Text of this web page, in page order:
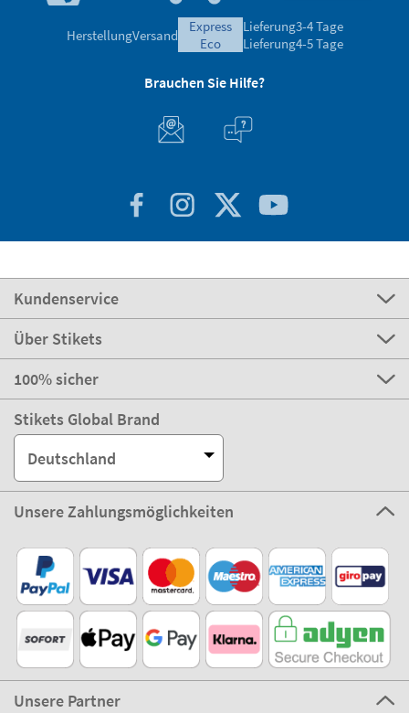
HerstellungVersand
express
eco
Lieferung3-4 Tage
Lieferung4-5 Tage
Brauchen Sie Hilfe?
Kundenservice
Über Stikets
100% sicher
Stikets Global Brand
Deutschland
Unsere Zahlungsmöglichkeiten
Unsere Partner